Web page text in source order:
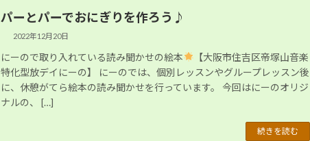
パーとパーでおにぎりを作ろう♪
2022年12月20日
にーので取り入れている読み聞かせの絵本
【大阪市住吉区帝塚山音楽
特化型放デイにーの】 にーのでは、個別レッスンやグループレッスン後
に、休憩がてら絵本の読み聞かせを行っています。 今回はにーのオリジ
ナルの、 […]
続きを読む